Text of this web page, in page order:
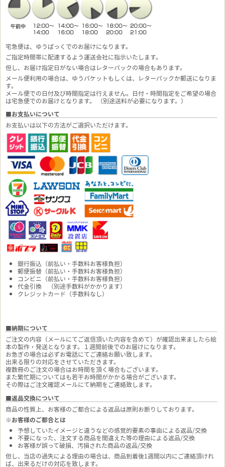
宅急便は、ゆうぱっくでのお届けになります。
ご指定時間帯に配達するよう運送会社に指示いたします。
但し、お届け指定日がない場合はレターパックの場合もあります。
メール便利用の場合は、ゆうパケットもしくは、レターパックか郵送になりま
す。
メール便での日付及び時間指定は行えません。日付・時間指定をご希望の場合
は宅急便でのお届けとなります。 （別途送料が必要になります。）
■お支払いについて
お支払いは以下の方法がご選択いただけます。
銀行振込（前払い・手数料お客様負担）
郵便振替（前払い・手数料お客様負担）
コンビニ（前払い・手数料お客様負担）
代金引換 （別途手数料がかかります）
クレジットカード（手数料なし）
■納期について
ご注文の内容（メールにてご返信頂いた内容を含めて）が確認出来ましたら絵
本の製作・発送となります。１週間前後でのお届けになります。
お急ぎの場合は必ずお電話にてご連絡お願い致します。
出来る限りの対応をさせていただきます。
複数冊のご注文の場合はお時間を頂く場合もございます。
また繁忙期についてはも若干お時間がかかる場合がございます。
その際はご注文確認メールにて納期をご連絡致します。
■返品交換について
商品の性質上、お客様のご都合による返品は原則お断りしております。
※お客様のご都合とは
予想していたイメージと違うなどの感覚的要素の事由による返品/交換
不要になった、注文する商品を間違えた等の理由による返品/交換
お客様が誤って破損、汚損された商品の返品/交換
但し、当店の過失による理由の場合は、商品到着後1週間以内にご連絡頂けれ
ば、出来るだけの対応を致します。